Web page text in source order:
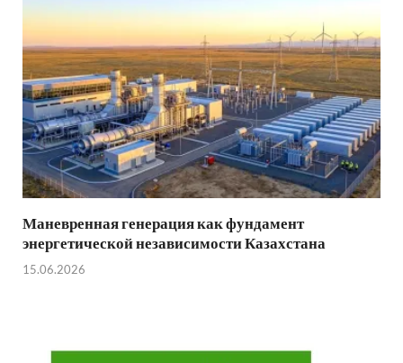
Маневренная генерация как фундамент
энергетической независимости Казахстана
15.06.2026